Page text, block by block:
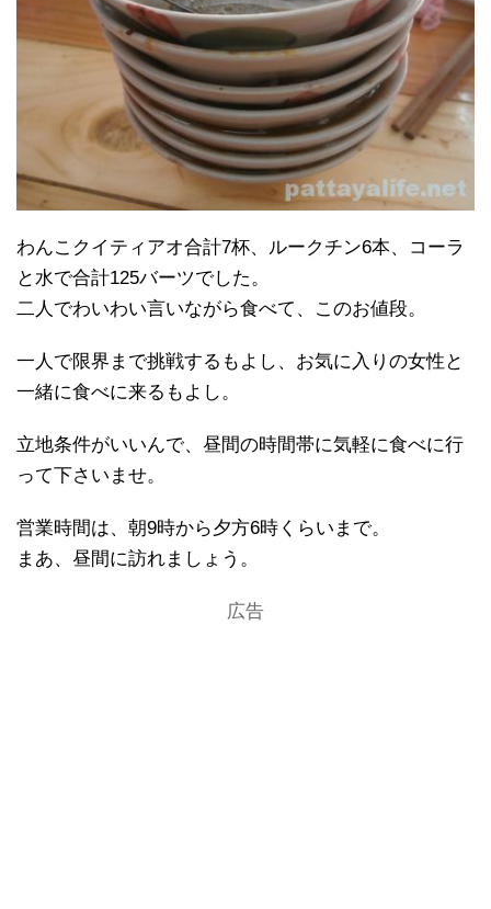
わんこクイティアオ合計7杯、ルークチン6本、コーラ
と水で合計125バーツでした。
二人でわいわい言いながら食べて、このお値段。
一人で限界まで挑戦するもよし、お気に入りの女性と
一緒に食べに来るもよし。
立地条件がいいんで、昼間の時間帯に気軽に食べに行
って下さいませ。
営業時間は、朝9時から夕方6時くらいまで。
まあ、昼間に訪れましょう。
広告